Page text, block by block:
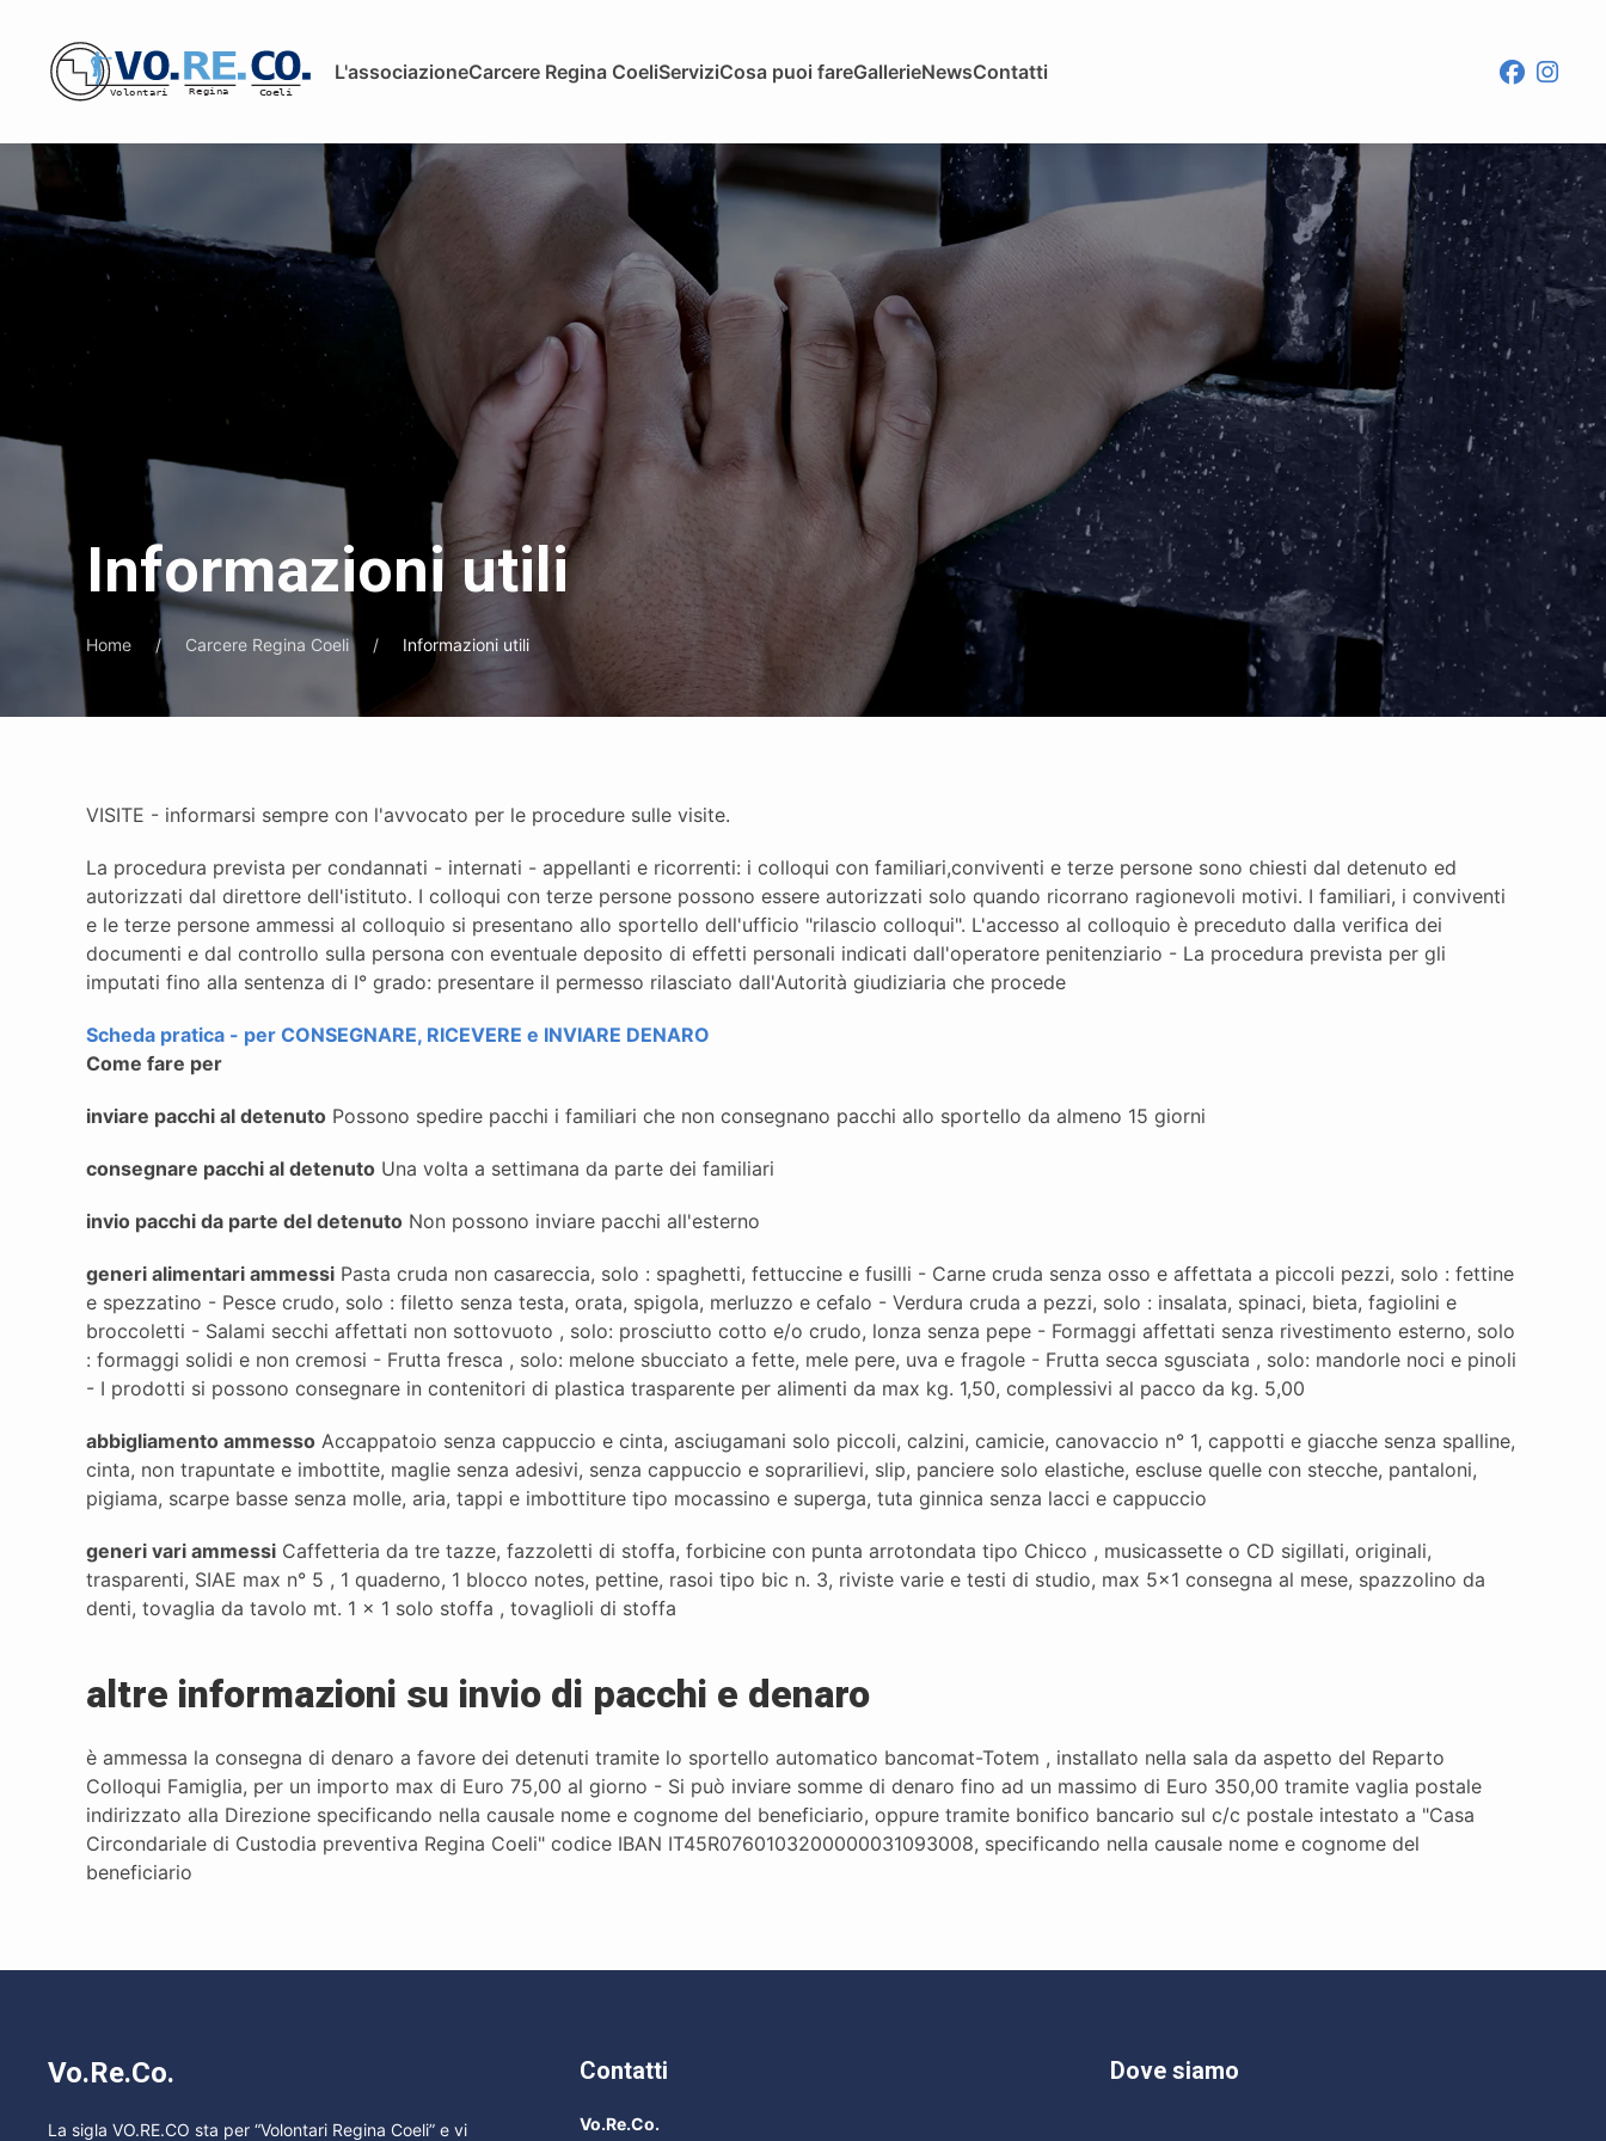
L'associazioneCarcere Regina CoeliServiziCosa puoi fareGallerieNewsContatti
Informazioni utili
Home Carcere Regina Coeli Informazioni utili
VISITE - informarsi sempre con l'avvocato per le procedure sulle visite.
La procedura prevista per condannati - internati - appellanti e ricorrenti: i colloqui con familiari,conviventi e terze persone sono chiesti dal detenuto ed
autorizzati dal direttore dell'istituto. I colloqui con terze persone possono essere autorizzati solo quando ricorrano ragionevoli motivi. I familiari, i conviventi
e le terze persone ammessi al colloquio si presentano allo sportello dell'ufficio "rilascio colloqui". L'accesso al colloquio è preceduto dalla verifica dei
documenti e dal controllo sulla persona con eventuale deposito di effetti personali indicati dall'operatore penitenziario - La procedura prevista per gli
imputati fino alla sentenza di I° grado: presentare il permesso rilasciato dall'Autorità giudiziaria che procede
Scheda pratica - per CONSEGNARE, RICEVERE e INVIARE DENARO
Come fare per
inviare pacchi al detenuto Possono spedire pacchi i familiari che non consegnano pacchi allo sportello da almeno 15 giorni
consegnare pacchi al detenuto Una volta a settimana da parte dei familiari
invio pacchi da parte del detenuto Non possono inviare pacchi all'esterno
generi alimentari ammessi Pasta cruda non casareccia, solo : spaghetti, fettuccine e fusilli - Carne cruda senza osso e affettata a piccoli pezzi, solo : fettine
e spezzatino - Pesce crudo, solo : filetto senza testa, orata, spigola, merluzzo e cefalo - Verdura cruda a pezzi, solo : insalata, spinaci, bieta, fagiolini e
broccoletti - Salami secchi affettati non sottovuoto , solo: prosciutto cotto e/o crudo, lonza senza pepe - Formaggi affettati senza rivestimento esterno, solo
: formaggi solidi e non cremosi - Frutta fresca , solo: melone sbucciato a fette, mele pere, uva e fragole - Frutta secca sgusciata , solo: mandorle noci e pinoli
- I prodotti si possono consegnare in contenitori di plastica trasparente per alimenti da max kg. 1,50, complessivi al pacco da kg. 5,00
abbigliamento ammesso Accappatoio senza cappuccio e cinta, asciugamani solo piccoli, calzini, camicie, canovaccio n° 1, cappotti e giacche senza spalline,
cinta, non trapuntate e imbottite, maglie senza adesivi, senza cappuccio e soprarilievi, slip, panciere solo elastiche, escluse quelle con stecche, pantaloni,
pigiama, scarpe basse senza molle, aria, tappi e imbottiture tipo mocassino e superga, tuta ginnica senza lacci e cappuccio
generi vari ammessi Caffetteria da tre tazze, fazzoletti di stoffa, forbicine con punta arrotondata tipo Chicco , musicassette o CD sigillati, originali,
trasparenti, SIAE max n° 5 , 1 quaderno, 1 blocco notes, pettine, rasoi tipo bic n. 3, riviste varie e testi di studio, max 5x1 consegna al mese, spazzolino da
denti, tovaglia da tavolo mt. 1 x 1 solo stoffa , tovaglioli di stoffa
altre informazioni su invio di pacchi e denaro
è ammessa la consegna di denaro a favore dei detenuti tramite lo sportello automatico bancomat-Totem , installato nella sala da aspetto del Reparto
Colloqui Famiglia, per un importo max di Euro 75,00 al giorno - Si può inviare somme di denaro fino ad un massimo di Euro 350,00 tramite vaglia postale
indirizzato alla Direzione specificando nella causale nome e cognome del beneficiario, oppure tramite bonifico bancario sul c/c postale intestato a "Casa
Circondariale di Custodia preventiva Regina Coeli" codice IBAN IT45R0760103200000031093008, specificando nella causale nome e cognome del
beneficiario
Vo.Re.Co.
La sigla VO.RE.CO sta per “Volontari Regina Coeli” e vi
Contatti
Vo.Re.Co.
Dove siamo